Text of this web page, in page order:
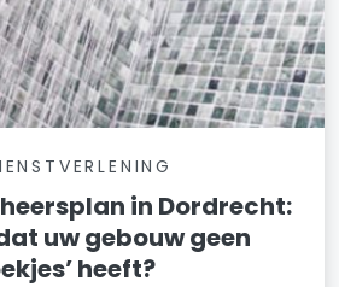
in Dordrecht:
uw gebouw geen
heeft?